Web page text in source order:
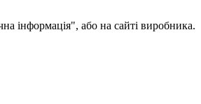
інформація", або на сайті виробника.